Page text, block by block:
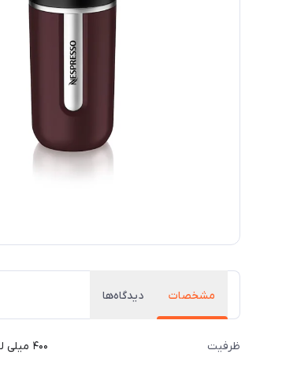
مشخصات دیدگاه‌ها
ظرفیت ۴۰۰ میلی لیتر